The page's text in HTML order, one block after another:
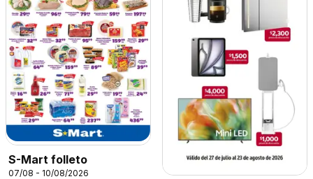
S-Mart folleto
07/08 - 10/08/2026